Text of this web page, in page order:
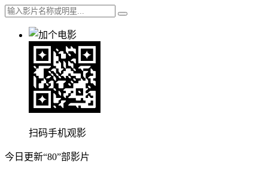
扫码手机观影
今日更新“80”部影片